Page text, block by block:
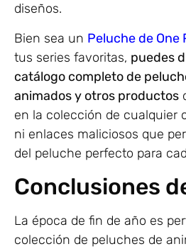
diseños.
Bien sea un Peluche de One
tus series favoritas, puedes
catálogo completo de
animados y otros productos
en la colección de cualquier
ni enlaces maliciosos que
del peluche perfecto para
Conclusiones
La época de fin de año es
colección de peluches de